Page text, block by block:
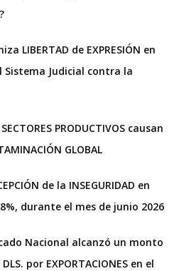
LIBERTAD de EXPRESIÓN en
Sistema Judicial contra la
PRODUCTIVOS causan
GLOBAL
de la INSEGURIDAD en
durante el mes de junio 2026
Nacional alcanzó un monto
por EXPORTACIONES en el